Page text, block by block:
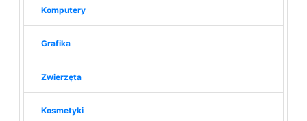
Komputery
Grafika
Zwierzęta
Kosmetyki